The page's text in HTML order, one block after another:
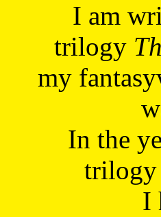
I am
trilogy
my
In the
trilogy
I